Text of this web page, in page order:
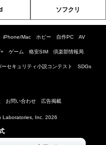
ソフクリ
iPhone/Mac ホビー 自作PC AV
ゲーム 格安SIM 倶楽部情報局
ーセキュリティ小説コンテスト SDGs
お問い合わせ 広告掲載
Laboratories, Inc. 2026